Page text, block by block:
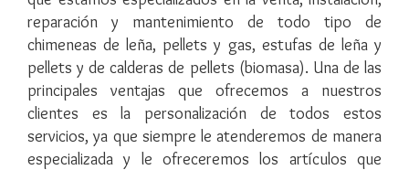
reparación y mantenimiento de todo tipo de
chimeneas de leña, pellets y gas, estufas de leña y
pellets y de calderas de pellets (biomasa). Una de las
principales ventajas que ofrecemos a nuestros
clientes es la personalización de todos estos
servicios, ya que siempre le atenderemos de manera
especializada y le ofreceremos los artículos que